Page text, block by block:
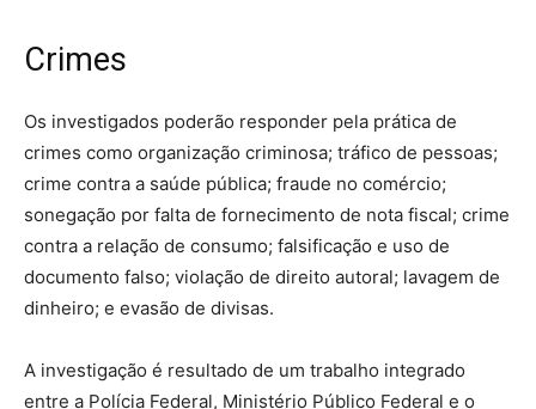
Crimes
Os investigados poderão responder pela prática de
crimes como organização criminosa; tráfico de pessoas;
crime contra a saúde pública; fraude no comércio;
sonegação por falta de fornecimento de nota fiscal; crime
contra a relação de consumo; falsificação e uso de
documento falso; violação de direito autoral; lavagem de
dinheiro; e evasão de divisas.
A investigação é resultado de um trabalho integrado
entre a Polícia Federal, Ministério Público Federal e o